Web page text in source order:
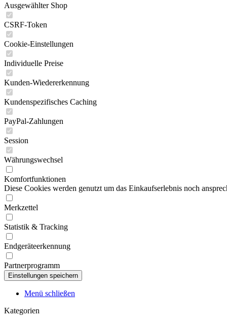
Ausgewählter Shop
CSRF-Token
Cookie-Einstellungen
Individuelle Preise
Kunden-Wiedererkennung
Kundenspezifisches Caching
PayPal-Zahlungen
Session
Währungswechsel
Komfortfunktionen
Diese Cookies werden genutzt um das Einkaufserlebnis noch
Merkzettel
Statistik & Tracking
Endgeräteerkennung
Partnerprogramm
Menü schließen
Kategorien